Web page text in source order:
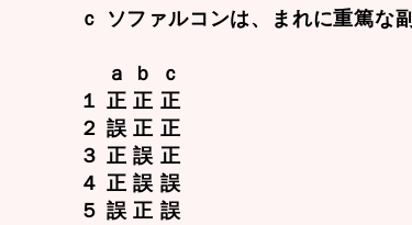
ｃ ソファルコンは、まれに重篤な
ａ ｂ ｃ
１ 正 正 正
２ 誤 正 正
３ 正 誤 正
４ 正 誤 誤
５ 誤 正 誤